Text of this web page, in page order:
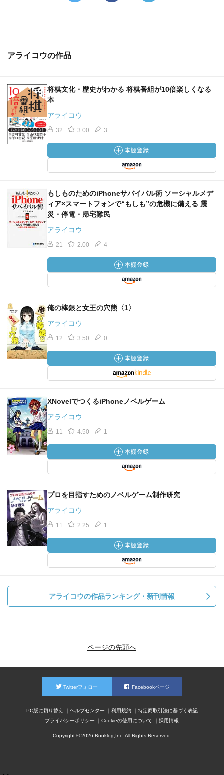
アライコウの作品
将棋文化・歴史がわかる 将棋番組が10倍楽しくなる
本
アライコウ
32 3.00 3
もしものためのiPhoneサバイバル術 ソーシャルメデ
ィア×スマートフォンで“もしも”の危機に備える 震
災・停電・帰宅難民
アライコウ
21 2.00 4
俺の棒銀と女王の穴熊〈1〉
アライコウ
12 3.50 0
XNovelでつくるiPhoneノベルゲーム
アライコウ
11 4.50 1
プロを目指すためのノベルゲーム制作研究
アライコウ
11 2.25 1
アライコウの作品ランキング・新刊情報
ページの先頭へ
Twitterフォロー Facebookページ
PC版に切り替え ヘルプセンター 利用規約
特定商取引法に基づく表記
プライバシーポリシー
Cookieの使用について 採用情報
Copyright © 2026 Booklog,Inc. All Rights Reserved.